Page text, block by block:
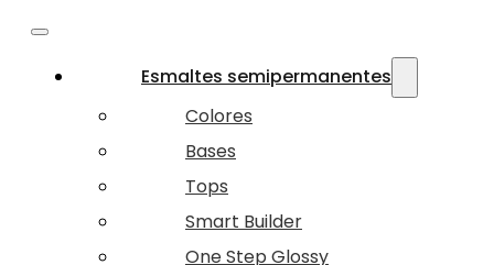
Esmaltes semipermanentes
Colores
Bases
Tops
Smart Builder
One Step Glossy